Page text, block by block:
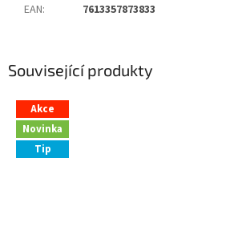
Související produkty
Akce
Novinka
Tip
EAN: 7613357873833